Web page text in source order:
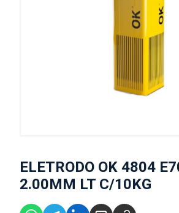
ELETRODO OK 4804
2.00MM LT C/10KG